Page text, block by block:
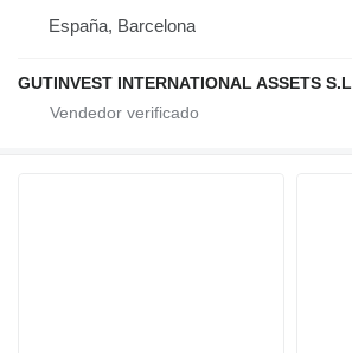
España, Barcelona
GUTINVEST INTERNATIONAL ASSETS S.L